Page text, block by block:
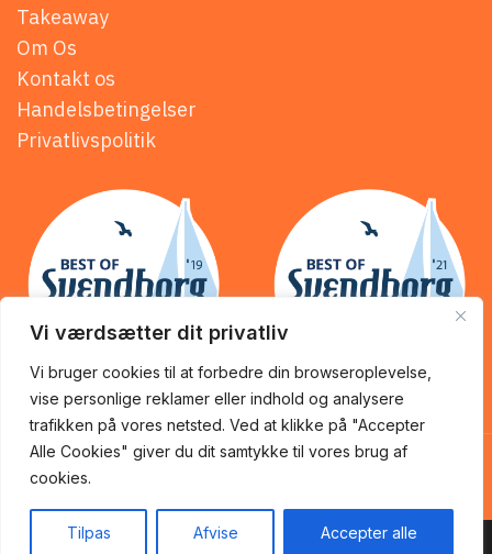
Vi værdsætter dit privatliv
Vi bruger cookies til at forbedre din browseroplevelse,
vise personlige reklamer eller indhold og analysere
trafikken på vores netsted. Ved at klikke på "Accepter
Alle Cookies" giver du dit samtykke til vores brug af
cookies.
Tilpas Afvise Accepter alle
Takeaway
Om Os
Kontakt os
Handelsbetingelser
Privatlivspolitik
KİNG of KEBAB @ 2025 | Powered byNemBestil ApS